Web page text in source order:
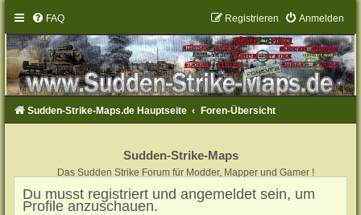
FAQ Anmelden
Registrieren
Sudden-Strike-Maps.de Hauptseite Foren-Übersicht
Sudden-Strike-Maps
Das Sudden Strike Forum für Modder, Mapper und Gamer !
Du musst registriert und angemeldet sein, um
Profile anzuschauen.